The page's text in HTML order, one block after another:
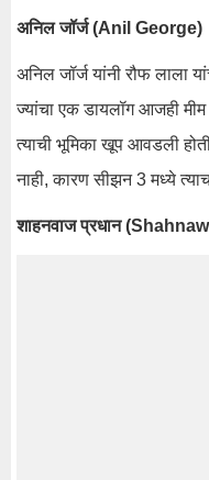
अनिल जॉर्ज (Anil George)
अनिल जॉर्ज यांनी रौफ लाला
ज्यांचा एक डायलॉग आजही मीम
त्याची भूमिका खूप आवडली
नाही, कारण सीझन 3 मध्ये
शाहनवाज प्रधान